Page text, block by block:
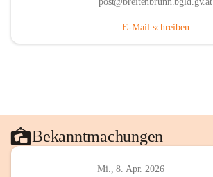
E-Mail schreiben
Bekanntmachungen
Mi., 8. Apr. 2026